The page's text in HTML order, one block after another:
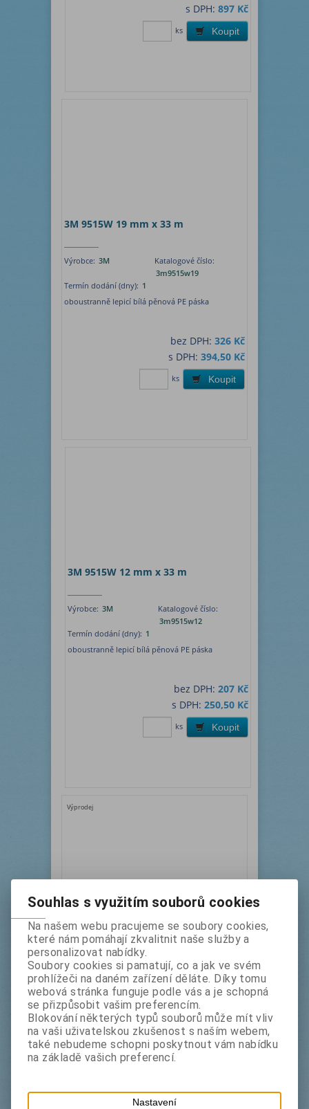
s DPH:897 Kč
Koupit
ks
3M 9515W 19 mm x 33 m
Výrobce: 3M
Katalogové číslo:
3m9515w19
Termín dodání (dny): 1
oboustranně lepicí bílá pěnová PE páska
bez DPH: 326 Kč
s DPH: 394,50 Kč
Koupit
ks
3M 9515W 12 mm x 33 m
Výrobce: 3M
Katalogové číslo:
3m9515w12
Termín dodání (dny): 1
oboustranně lepicí bílá pěnová PE páska
bez DPH:207 Kč
s DPH:250,50 Kč
Koupit
ks
Výprodej
3M 9515B 12 mm x 33 m
Výrobce: 3M
3m9515b12
Termín dodání (dny):1
oboustranně lepicí černná pěnová PE páska
DOPRODEJ - SKLADEM 2 KUSY
Katalogová cena bez DPH:207 Kč
Katalogová cena s DPH:250,50 Kč
s DPH:
Souhlas s využitím souborů cookies
Na našem webu pracujeme se soubory cookies,
které nám pomáhají zkvalitnit naše služby a
personalizovat nabídky.
Soubory cookies si pamatují, co a jak ve svém
prohlížeči na daném zařízení děláte. Díky tomu
webová stránka funguje podle vás a je schopná
se přizpůsobit vašim preferencím.
Blokování některých typů souborů může mít vliv
na vaši uživatelskou zkušenost s naším webem,
také nebudeme schopni poskytnout vám nabídku
na základě vašich preferencí.
Nastavení